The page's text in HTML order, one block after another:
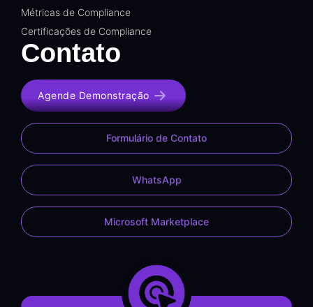
Métricas de Compliance
Certificações de Compliance
Contato
Agende Demonstração
Formulário de Contato
WhatsApp
Microsoft Marketplace